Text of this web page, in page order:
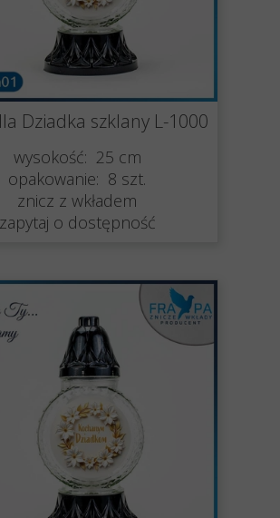
Dziadka szklany L-1000
wysokość: 25 cm
opakowanie: 8 szt.
znicz z wkładem
zapytaj o dostępność